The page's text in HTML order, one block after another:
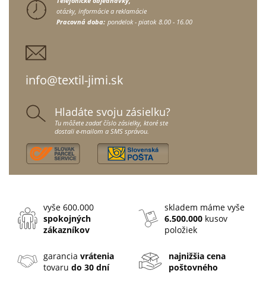
otázky, informácie a reklamácie
Pracovná doba: pondelok - piatok 8.00 - 16.00
info@textil-jimi.sk
Hladáte svoju zásielku?
Tu môžete zadať číslo zásielky, ktoré ste
dostali e-mailom a SMS správou.
vyše 600.000
spokojných
zákazníkov
skladem máme vyše
6.500.000 kusov
položiek
garanciavrátenia
tovarudo 30 dní
najnižšia cena
poštovného